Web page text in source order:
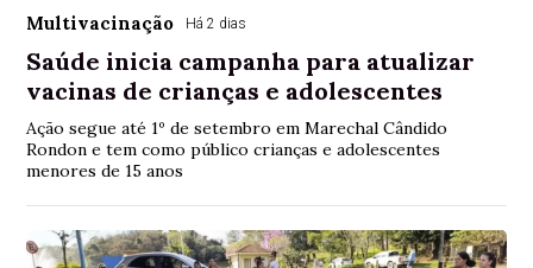
Multivacinação Há 2 dias
Saúde inicia campanha para atualizar
vacinas de crianças e adolescentes
Ação segue até 1º de setembro em Marechal Cândido
Rondon e tem como público crianças e adolescentes
menores de 15 anos